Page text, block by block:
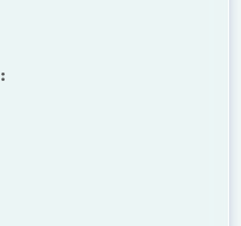
: